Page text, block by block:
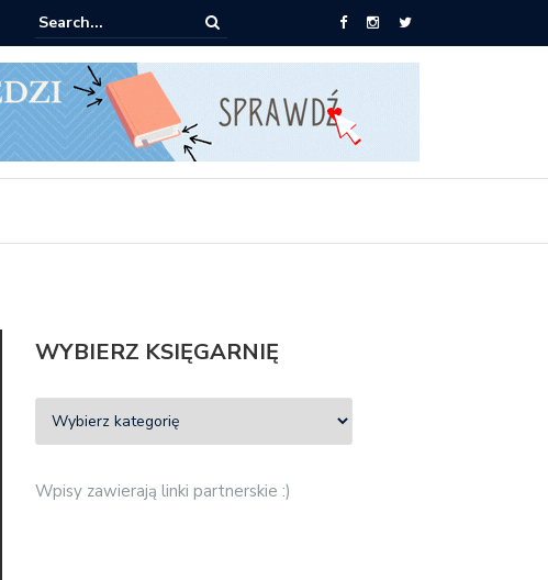
Empik: 2 książki za 30 zł
WYBIERZ KSIĘGARNIĘ
Wpisy zawierają linki partnerskie :)